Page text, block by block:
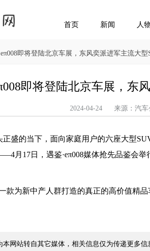
首页 新闻 人
即将登陆北京车展，东风奕派进军主流大型
即将登陆北京车展，东
2024-04-24 来源：汽
正盛的当下，面向家庭用户的六座大型
月17日，遇鉴·eπ008媒体抢先品鉴会举
款为新中产人群打造的真正的高价值精
本网站转自其它媒体，相关信息仅为传递更多